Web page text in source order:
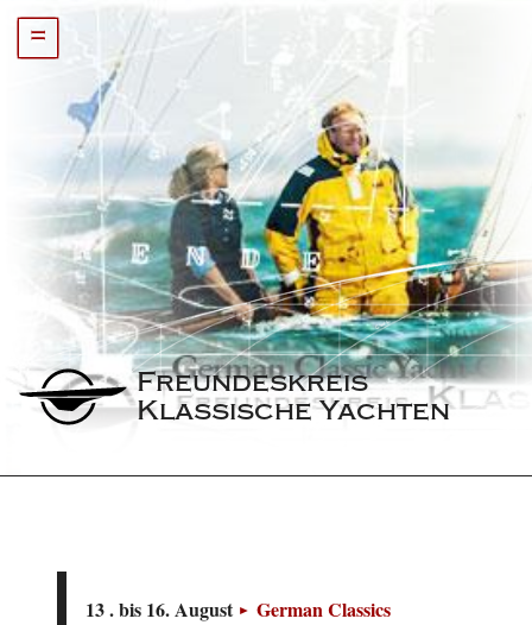
=
Freundeskreis
Klassische Yachten
13 . bis 16. August German Classics